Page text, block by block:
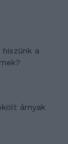
a
árnyak